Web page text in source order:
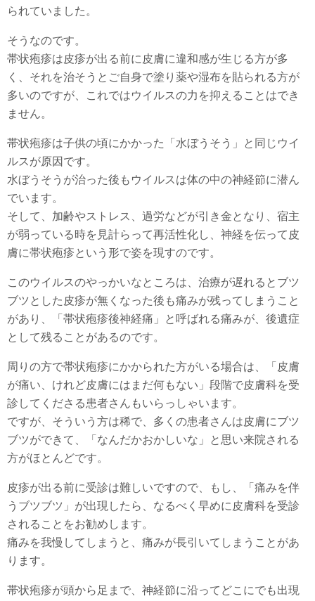
られていました。
そうなのです。
帯状疱疹は皮疹が出る前に皮膚に違和感が生じる方が多
く、それを治そうとご自身で塗り薬や湿布を貼られる方が
多いのですが、これではウイルスの力を抑えることはでき
ません。
帯状疱疹は子供の頃にかかった「水ぼうそう」と同じウイ
ルスが原因です。
水ぼうそうが治った後もウイルスは体の中の神経節に潜ん
でいます。
そして、加齢やストレス、過労などが引き金となり、宿主
が弱っている時を見計らって再活性化し、神経を伝って皮
膚に帯状疱疹という形で姿を現すのです。
このウイルスのやっかいなところは、治療が遅れるとブツ
ブツとした皮疹が無くなった後も痛みが残ってしまうこと
があり、「帯状疱疹後神経痛」と呼ばれる痛みが、後遺症
として残ることがあるのです。
周りの方で帯状疱疹にかかられた方がいる場合は、「皮膚
が痛い、けれど皮膚にはまだ何もない」段階で皮膚科を受
診してくださる患者さんもいらっしゃいます。
ですが、そういう方は稀で、多くの患者さんは皮膚にブツ
ブツができて、「なんだかおかしいな」と思い来院される
方がほとんどです。
皮疹が出る前に受診は難しいですので、もし、「痛みを伴
うブツブツ」が出現したら、なるべく早めに皮膚科を受診
されることをお勧めします。
痛みを我慢してしまうと、痛みが長引いてしまうことがあ
ります。
帯状疱疹が頭から足まで、神経節に沿ってどこにでも出現